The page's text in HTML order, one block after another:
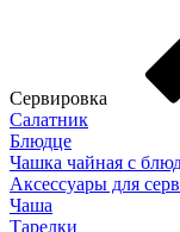
Сервировка
Салатник
Блюдце
Чашка чайная с
Аксессуары для
Чаша
Тарелки